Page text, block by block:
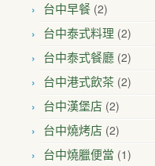
台中早餐 (2)
台中泰式料理 (2)
台中泰式餐廳 (2)
台中港式飲茶 (2)
台中漢堡店 (2)
台中燒烤店 (2)
台中燒臘便當 (1)